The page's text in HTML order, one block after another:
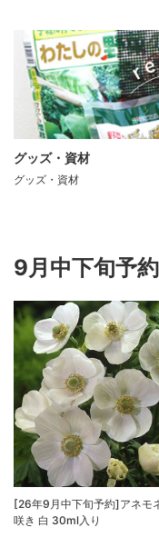
グッズ・資材
グッズ・資材
9月中下旬予
[26年9月中下旬予約]アネモ
咲き 白 30ml入り